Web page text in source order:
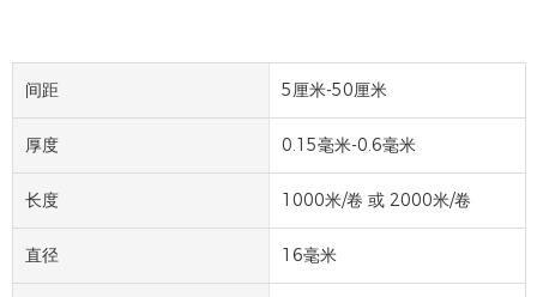
间距 5厘米-50厘米
厚度 0.15毫米-0.6毫米
长度 1000米/卷 或 2000米/卷
直径 16毫米